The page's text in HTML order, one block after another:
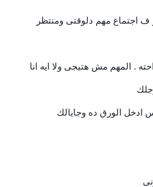
ف اجتماع مهم دلوقتى ومنتظر
. المهم مش هتيجى ولا ايه انا
ادخل الورق ده وجايالك